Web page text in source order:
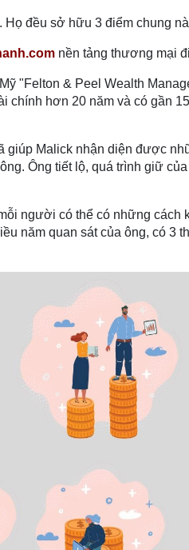
đều sở hữu 3 điểm chung
nền tảng thương mại
"Felton & Peel Wealth
chính hơn 20 năm và có gần
Malick nhận diện được
Ông tiết lộ, quá trình giữ
người có thể có những cách
năm quan sát của ông, có 3